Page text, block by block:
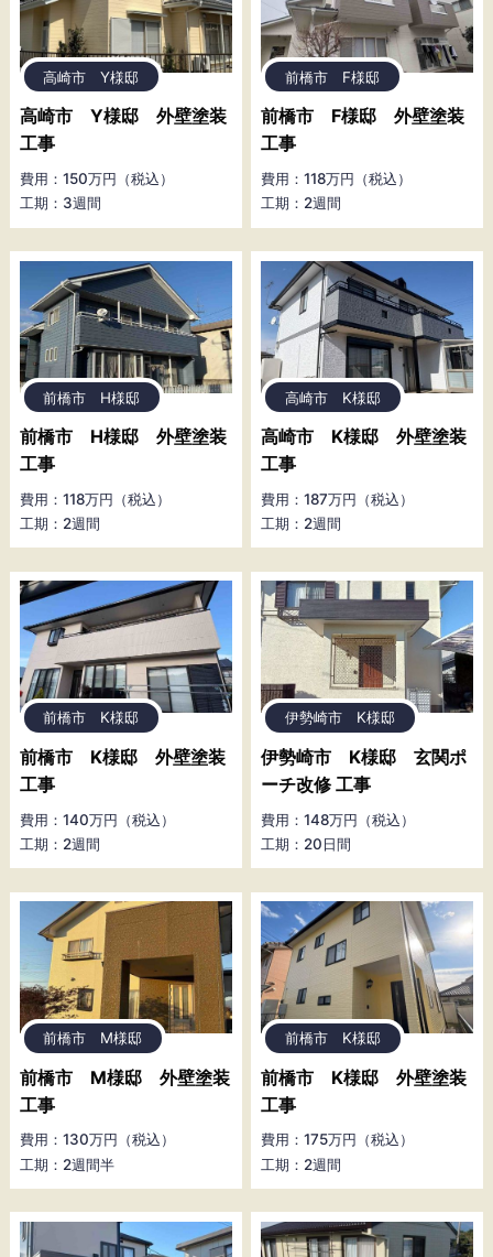
高崎市 Y様邸
高崎市 Y様邸 外壁塗装
工事
費用：150万円（税込）
工期：3週間
前橋市 F様邸
前橋市 F様邸 外壁塗装
工事
費用：118万円（税込）
工期：2週間
前橋市 H様邸
前橋市 H様邸 外壁塗装
工事
費用：118万円（税込）
工期：2週間
高崎市 K様邸
高崎市 K様邸 外壁塗装
工事
費用：187万円（税込）
工期：2週間
前橋市 K様邸
前橋市 K様邸 外壁塗装
工事
費用：140万円（税込）
工期：2週間
伊勢崎市 K様邸
伊勢崎市 K様邸 玄関ポ
ーチ改修 工事
費用：148万円（税込）
工期：20日間
前橋市 M様邸
前橋市 M様邸 外壁塗装
工事
費用：130万円（税込）
工期：2週間半
前橋市 K様邸
前橋市 K様邸 外壁塗装
工事
費用：175万円（税込）
工期：2週間